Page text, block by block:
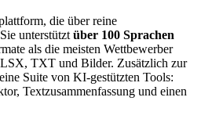
die über reine
unterstützt über 100 Sprachen
als die meisten Wettbewerber
TXT und Bilder. Zusätzlich zur
Suite von KI-gestützten Tools:
Textzusammenfassung und einen